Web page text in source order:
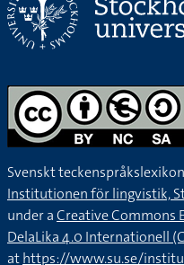
Svenskt
Institutionen för lingvistik,
under aCreative Commons
DelaLika 4.0 Internationell
athttps://www.su.se/